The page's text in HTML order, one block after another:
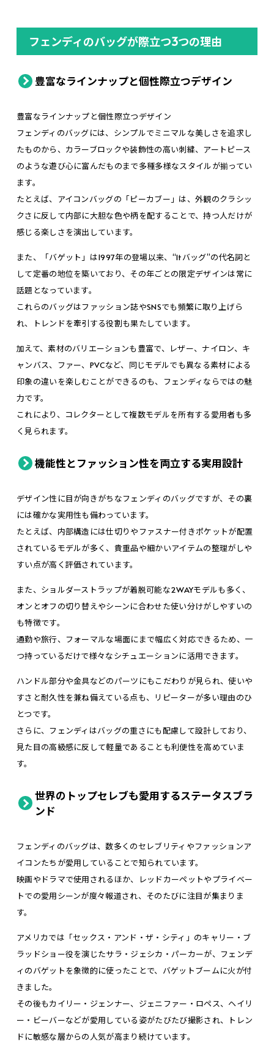
フェンディのバッグが際立つ3つの理由
豊富なラインナップと個性際立つデザイン
豊富なラインナップと個性際立つデザイン
フェンディのバッグには、シンプルでミニマルな美しさを追求し
たものから、カラーブロックや装飾性の高い刺繍、アートピース
のような遊び心に富んだものまで多種多様なスタイルが揃ってい
ます。
たとえば、アイコンバッグの「ピーカブー」は、外観のクラシッ
クさに反して内部に大胆な色や柄を配することで、持つ人だけが
感じる楽しさを演出しています。
また、「バゲット」は1997年の登場以来、“Itバッグ”の代名詞と
して定番の地位を築いており、その年ごとの限定デザインは常に
話題となっています。
これらのバッグはファッション誌やSNSでも頻繁に取り上げら
れ、トレンドを牽引する役割も果たしています。
加えて、素材のバリエーションも豊富で、レザー、ナイロン、キ
ャンバス、ファー、PVCなど、同じモデルでも異なる素材による
印象の違いを楽しむことができるのも、フェンディならではの魅
力です。
これにより、コレクターとして複数モデルを所有する愛用者も多
く見られます。
機能性とファッション性を両立する実用設計
デザイン性に目が向きがちなフェンディのバッグですが、その裏
には確かな実用性も備わっています。
たとえば、内部構造には仕切りやファスナー付きポケットが配置
されているモデルが多く、貴重品や細かいアイテムの整理がしや
すい点が高く評価されています。
また、ショルダーストラップが着脱可能な2WAYモデルも多く、
オンとオフの切り替えやシーンに合わせた使い分けがしやすいの
も特徴です。
通勤や旅行、フォーマルな場面にまで幅広く対応できるため、一
つ持っているだけで様々なシチュエーションに活用できます。
ハンドル部分や金具などのパーツにもこだわりが見られ、使いや
すさと耐久性を兼ね備えている点も、リピーターが多い理由のひ
とつです。
さらに、フェンディはバッグの重さにも配慮して設計しており、
見た目の高級感に反して軽量であることも利便性を高めていま
す。
世界のトップセレブも愛用するステータスブラ
ンド
フェンディのバッグは、数多くのセレブリティやファッションア
イコンたちが愛用していることで知られています。
映画やドラマで使用されるほか、レッドカーペットやプライベー
トでの愛用シーンが度々報道され、そのたびに注目が集まりま
す。
アメリカでは「セックス・アンド・ザ・シティ」のキャリー・ブ
ラッドショー役を演じたサラ・ジェシカ・パーカーが、フェンデ
ィのバゲットを象徴的に使ったことで、バゲットブームに火が付
きました。
その後もカイリー・ジェンナー、ジェニファー・ロペス、ヘイリ
ー・ビーバーなどが愛用している姿がたびたび撮影され、トレン
ドに敏感な層からの人気が高まり続けています。